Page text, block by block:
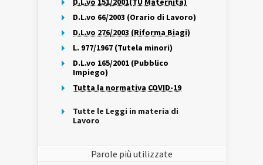
D.L.vo 66/2003 (Orario di Lavoro)
D.L.vo 276/2003 (Riforma Biagi)
L. 977/1967 (Tutela minori)
D.L.vo 165/2001 (Pubblico
Impiego)
Tutta la normativa COVID-19
Tutte le Leggi in materia di
Lavoro
Parole più utilizzate